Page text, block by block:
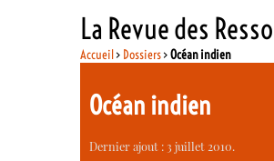
La Revue des
Accueil> Dossiers>Océan indien
Océan indien
Dernier ajout : 3 juillet 2010.